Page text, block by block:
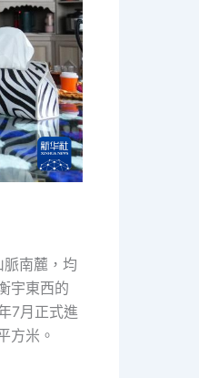
南麓，均
宇東西的
7月正式進
方米。